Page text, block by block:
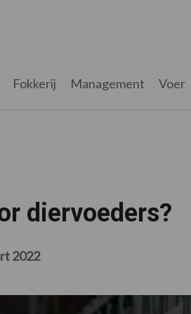
Fokkerij Management Voer
diervoeders?
2022